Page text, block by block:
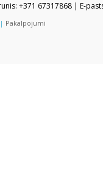
+371 67317868 | E-
| Pakalpojumi